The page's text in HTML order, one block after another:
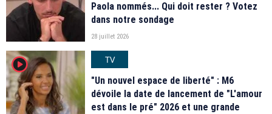
Paola nommés... Qui doit rester ? Votez
dans notre sondage
28 juillet 2026
player2
TV
"Un nouvel espace de liberté" : M6
dévoile la date de lancement de "L'amour
est dans le pré" 2026 et une grande